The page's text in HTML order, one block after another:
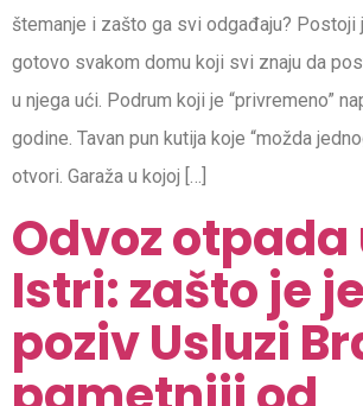
štemanje i zašto ga svi odgađaju? Postoji
gotovo svakom domu koji svi znaju da
u njega ući. Podrum koji je “privremeno”
godine. Tavan pun kutija koje “možda
otvori. Garaža u kojoj […]
Odvoz otpada
Istri: zašto je
poziv Usluzi